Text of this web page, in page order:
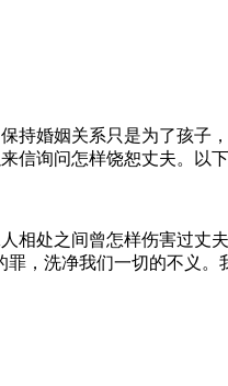
婚姻关系只是为了孩子
信询问怎样饶恕丈夫。以
相处之间曾怎样伤害过丈
，洗净我们一切的不义。